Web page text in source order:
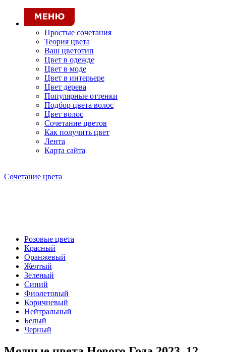
Простые сочетания
Теория цвета
Ваш цветотип
Цвет в одежде
Цвет в моде
Цвет в интерьере
Цвет дерева
Популярные оттенки
Подбор цвета волос
Цвет волос
Сочетание цветов
Как получить цвет
Лента
Карта сайта
Сочетание цвета
Розовые цвета
Красный
Оранжевый
Желтый
Зеленый
Синий
Фиолетовый
Коричневый
Нейтральный
Белый
Черный